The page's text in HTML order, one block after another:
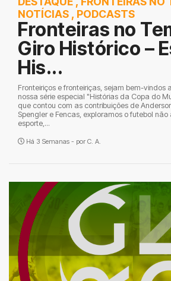
NOTÍCIAS , PODCASTS
Fronteiras no
Giro Histórico –
His...
Fronteiriços e fronteiriças, sejam bem-vindos
nossa série especial "Histórias da Copa do
que contou com as contribuições de
Spengler e Fencas, exploramos o futebol
esporte,...
Há 3 Semanas - por C. A.